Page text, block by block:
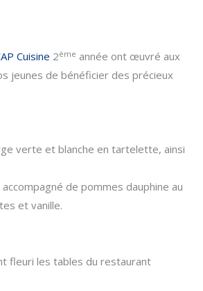
Cuisine 2ème année ont œuvré aux
jeunes de bénéficier des précieux
verte et blanche en tartelette, ainsi
de pommes dauphine au
et vanille.
fleuri les tables du restaurant